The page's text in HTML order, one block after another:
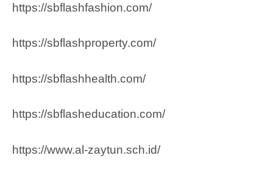
https://sbflashfashion.com/
https://sbflashproperty.com/
https://sbflashhealth.com/
https://sbflasheducation.com/
https://www.al-zaytun.sch.id/